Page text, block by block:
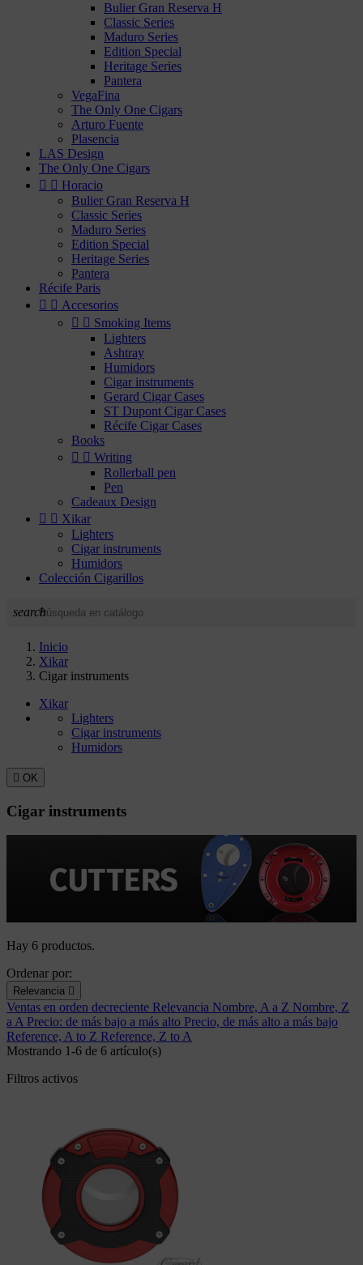
Bulier Gran Reserva H
Classic Series
Maduro Series
Edition Special
Heritage Series
Pantera
VegaFina
The Only One Cigars
Arturo Fuente
Plasencia
LAS Design
The Only One Cigars
  Horacio
Bulier Gran Reserva H
Classic Series
Maduro Series
Edition Special
Heritage Series
Pantera
Récife Paris
  Accesorios
  Smoking Items
Lighters
Ashtray
Humidors
Cigar instruments
Gerard Cigar Cases
ST Dupont Cigar Cases
Récife Cigar Cases
Books
  Writing
Rollerball pen
Pen
Cadeaux Design
  Xikar
Lighters
Cigar instruments
Humidors
Colección Cigarillos
search
Inicio
Xikar
Cigar instruments
Xikar
Lighters
Cigar instruments
Humidors
 OK
Cigar instruments
Hay 6 productos.
Ordenar por:
Relevancia 
Ventas en orden decreciente Relevancia Nombre, A a Z Nombre, Z
a A Precio: de más bajo a más alto Precio, de más alto a más bajo
Reference, A to Z Reference, Z to A
Mostrando 1-6 de 6 artículo(s)
Filtros activos